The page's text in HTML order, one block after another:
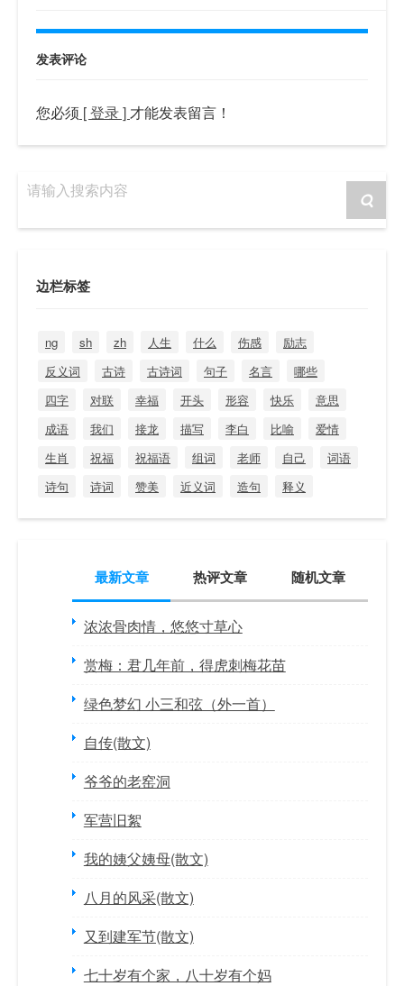
发表评论
您必须 [ 登录 ] 才能发表留言！
请输入搜索内容
边栏标签
ng sh zh 人生 什么 伤感
励志
反义词
古诗 古诗词 句子 名言
哪些
四字
对联 幸福 开头 形容 快乐
意思
成语
我们 接龙 描写 李白 比喻
爱情
生肖
祝福 祝福语 组词 老师 自己
词语
诗句
诗词 赞美 近义词 造句 释义
最新文章 热评文章 随机文章
浓浓骨肉情，悠悠寸草心
赏梅：君几年前，得虎刺梅花苗
绿色梦幻 小三和弦（外一首）
自传(散文)
爷爷的老窑洞
军营旧絮
我的姨父姨母(散文)
八月的风采(散文)
又到建军节(散文)
七十岁有个家，八十岁有个妈